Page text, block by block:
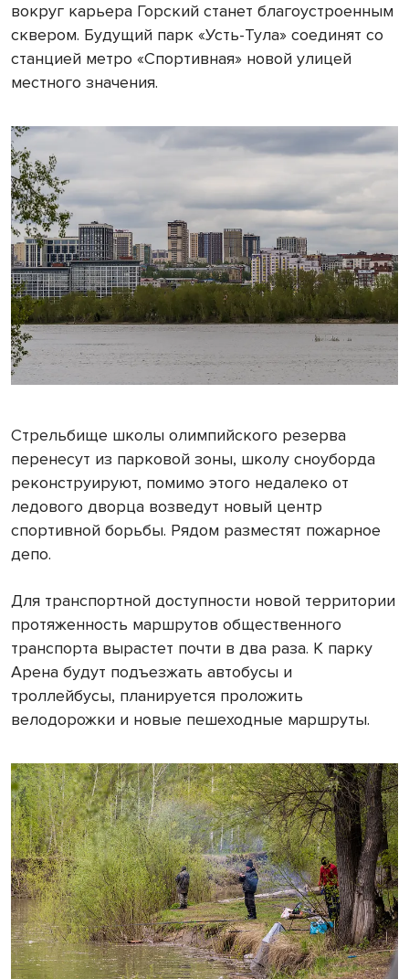
вокруг карьера Горский станет благоустроенным
сквером. Будущий парк «Усть-Тула» соединят со
станцией метро «Спортивная» новой улицей
местного значения.
Стрельбище школы олимпийского резерва
перенесут из парковой зоны, школу сноуборда
реконструируют, помимо этого недалеко от
ледового дворца возведут новый центр
спортивной борьбы. Рядом разместят пожарное
депо.
Для транспортной доступности новой территории
протяженность маршрутов общественного
транспорта вырастет почти в два раза. К парку
Арена будут подъезжать автобусы и
троллейбусы, планируется проложить
велодорожки и новые пешеходные маршруты.